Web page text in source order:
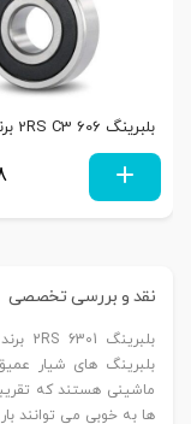
بلبرینگ 606 2RS C3 برند SKF
نقد و بررسی تخصصی
بلبرینگ های شیار
ماشینی هستند که
ها به خوبی می توانند